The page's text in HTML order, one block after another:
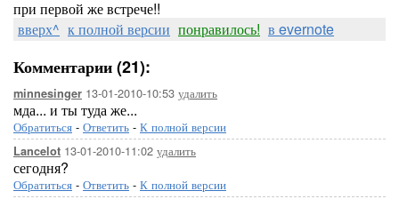
при первой же встрече!!
вверх^ к полной версии понравилось! в evernote
Комментарии (21):
minnesinger 13-01-2010-10:53 удалить
мда... и ты туда же...
Обратиться - Ответить - К полной версии
Lancelot 13-01-2010-11:02 удалить
сегодня?
Обратиться - Ответить - К полной версии